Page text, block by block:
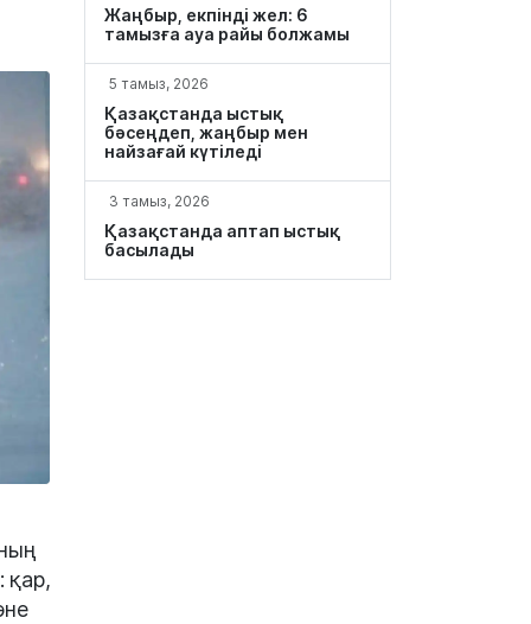
қар,
Жаңбыр, екпінді жел: 6
тамызға ауа райы болжамы
5 тамыз, 2026
Қазақстанда ыстық
бәсеңдеп, жаңбыр мен
найзағай күтіледі
3 тамыз, 2026
Қазақстанда аптап ыстық
басылады